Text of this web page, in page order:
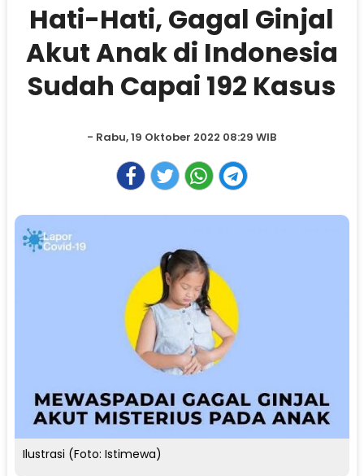
Hati-Hati, Gagal Ginjal
Akut Anak di Indonesia
Sudah Capai 192 Kasus
- Rabu, 19 Oktober 2022 08:29 WIB
Ilustrasi (Foto: Istimewa)